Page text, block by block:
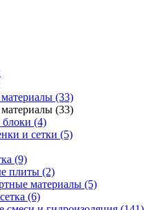
(33)
(33)
блоки (4)
и сетки (5)
(9)
плиты (2)
материалы (5)
(6)